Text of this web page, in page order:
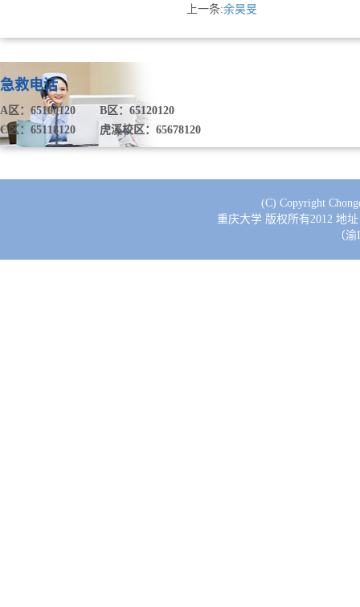
上一条:余昊旻
急救电话
A区：65100120
B区：65120120
C区：65118120
虎溪校区：65678120
(C) Copyright
重庆大学 版权所有2012 地
（